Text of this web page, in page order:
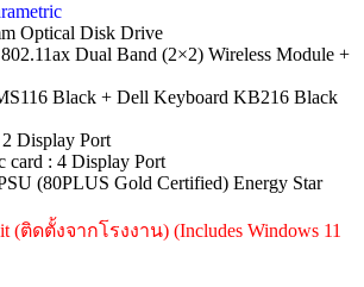
Optical Disk Drive
Dual Band (2×2) Wireless Module +
Black + Dell Keyboard KB216 Black
Display Port
card : 4 Display Port
(80PLUS Gold Certified) Energy Star
(ติดตั้งจากโรงงาน) (Includes Windows 11